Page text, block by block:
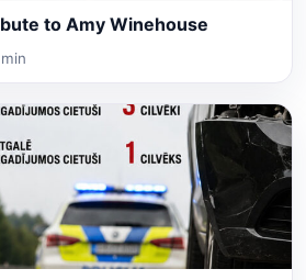
to Amy Winehouse